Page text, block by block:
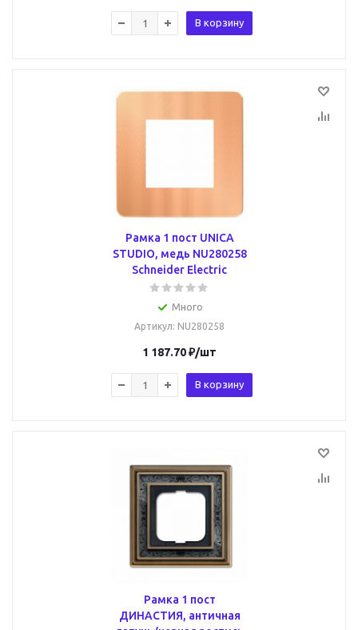
В корзину
Рамка 1 пост UNICA
STUDIO, медь NU280258
Schneider Electric
Много
Артикул: NU280258
1 187.70₽/шт
В корзину
Рамка 1 пост
ДИНАСТИЯ, античная